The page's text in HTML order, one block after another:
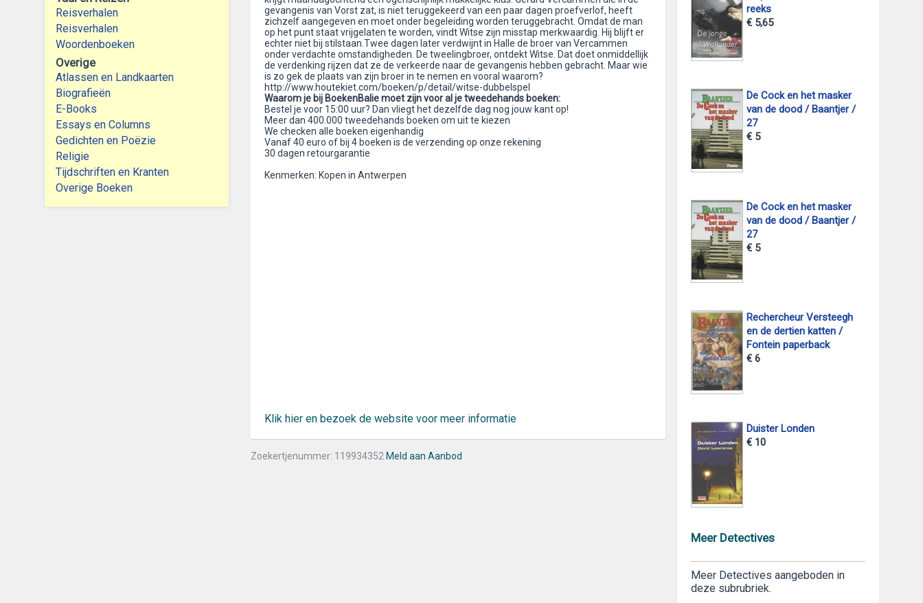
Reisverhalen
Reisverhalen
Woordenboeken
Overige
Atlassen en Landkaarten
Biografieën
E-Books
Essays en Columns
Gedichten en Poëzie
Religie
Tijdschriften en Kranten
Overige Boeken
gevangenis van Vorst zat, is niet teruggekeerd van een paar dagen proefverlof, heeft
zichzelf aangegeven en moet onder begeleiding worden teruggebracht. Omdat de man
op het punt staat vrijgelaten te worden, vindt Witse zijn misstap merkwaardig. Hij blijft er
echter niet bij stilstaan.Twee dagen later verdwijnt in Halle de broer van Vercammen
onder verdachte omstandigheden. De tweelingbroer, ontdekt Witse. Dat doet onmiddellijk
de verdenking rijzen dat ze de verkeerde naar de gevangenis hebben gebracht. Maar wie
is zo gek de plaats van zijn broer in te nemen en vooral waarom?
http://www.houtekiet.com/boeken/p/detail/witse-dubbelspel
Waarom je bij BoekenBalie moet zijn voor al je tweedehands boeken:
Bestel je voor 15:00 uur? Dan vliegt het dezelfde dag nog jouw kant op!
Meer dan 400.000 tweedehands boeken om uit te kiezen
We checken alle boeken eigenhandig
Vanaf 40 euro of bij 4 boeken is de verzending op onze rekening
30 dagen retourgarantie
Kenmerken: Kopen in Antwerpen
Klik hier en bezoek de website voor meer informatie
Zoekertjenummer: 119934352 Meld aan Aanbod
reeks
€ 5,65
De Cock en het masker
van de dood / Baantjer /
27
€ 5
De Cock en het masker
van de dood / Baantjer /
27
€ 5
Rechercheur Versteegh
en de dertien katten /
Fontein paperback
€ 6
Duister Londen
€ 10
Meer Detectives
Meer Detectives aangeboden in
deze subrubriek.